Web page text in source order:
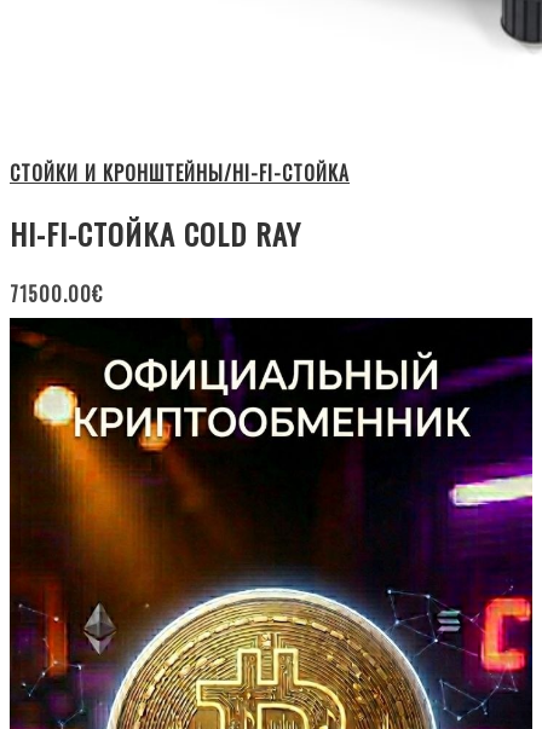
СТОЙКИ И КРОНШТЕЙНЫ/HI-FI-СТОЙКА
HI-FI-СТОЙКА COLD RAY
71500.00€